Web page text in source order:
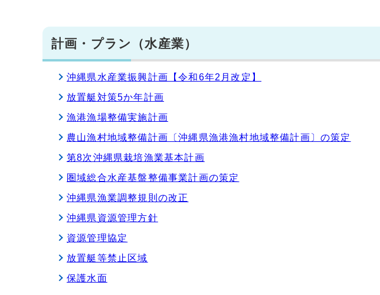
計画・プラン（水産業）
沖縄県水産業振興計画【令和6年2月改定】
放置艇対策5か年計画
漁港漁場整備実施計画
農山漁村地域整備計画〔沖縄県漁港漁村地域整備計画〕の策定
第8次沖縄県栽培漁業基本計画
圏域総合水産基盤整備事業計画の策定
沖縄県漁業調整規則の改正
沖縄県資源管理方針
資源管理協定
放置艇等禁止区域
保護水面